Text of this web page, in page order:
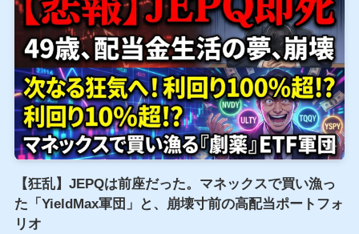
【狂乱】JEPQは前座だった。マネックスで買い漁っ
た「YieldMax軍団」と、崩壊寸前の高配当ポートフォ
リオ